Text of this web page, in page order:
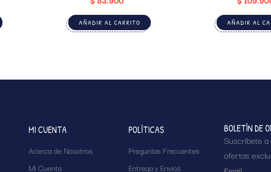
AÑADIR AL CARRITO AÑADIR AL
MI CUENTA
Acerca de Nosotros
Mi Cuenta
POLÍTICAS
Preguntas Frecuentes
Entrega y Envíos
BOLETÍN DE
Suscríbete
ofertas